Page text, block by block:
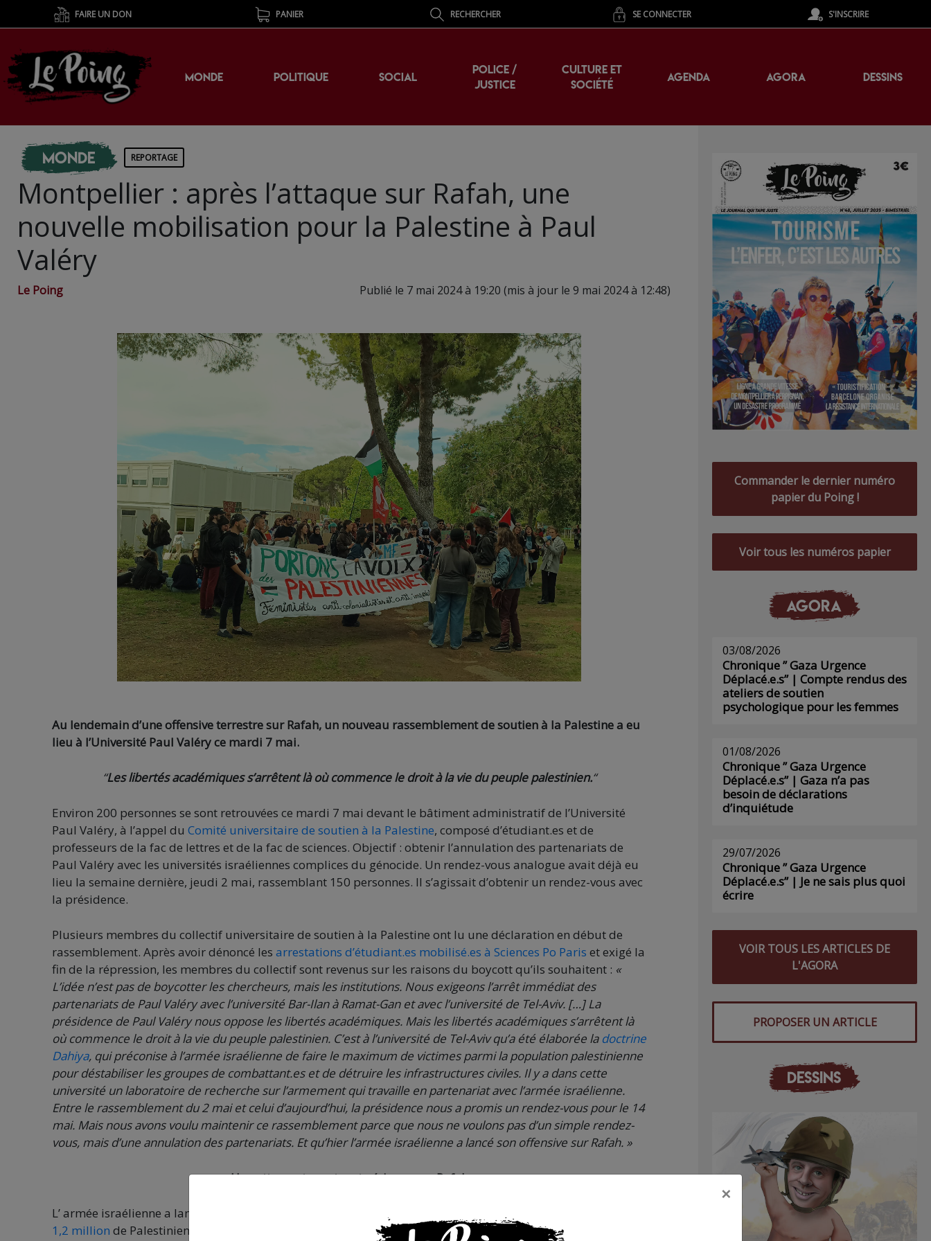
FAIRE UN DON PANIER RECHERCHER SE CONNECTER S'INSCRIRE
MONDE POLITIQUE SOCIAL
POLICE /
JUSTICE
CULTURE ET
SOCIÉTÉ
AGENDA AGORA DESSINS
Monde REPORTAGE
Montpellier : après l’attaque sur Rafah, une
nouvelle mobilisation pour la Palestine à Paul
Valéry
Le Poing Publié le 7 mai 2024 à 19:20 (mis à jour le 9 mai 2024 à 12:48)
Au lendemain d’une offensive terrestre sur Rafah, un nouveau rassemblement de soutien à la Palestine a eu
lieu à l’Université Paul Valéry ce mardi 7 mai.
“Les libertés académiques s’arrêtent là où commence le droit à la vie du peuple palestinien.“
Environ 200 personnes se sont retrouvées ce mardi 7 mai devant le bâtiment administratif de l’Université
Paul Valéry, à l’appel du Comité universitaire de soutien à la Palestine, composé d’étudiant.es et de
professeurs de la fac de lettres et de la fac de sciences. Objectif : obtenir l’annulation des partenariats de
Paul Valéry avec les universités israéliennes complices du génocide. Un rendez-vous analogue avait déjà eu
lieu la semaine dernière, jeudi 2 mai, rassemblant 150 personnes. Il s’agissait d’obtenir un rendez-vous avec
la présidence.
Plusieurs membres du collectif universitaire de soutien à la Palestine ont lu une déclaration en début de
rassemblement. Après avoir dénoncé les arrestations d’étudiant.es mobilisé.es à Sciences Po Paris et exigé la
fin de la répression, les membres du collectif sont revenus sur les raisons du boycott qu’ils souhaitent : «
L’idée n’est pas de boycotter les chercheurs, mais les institutions. Nous exigeons l’arrêt immédiat des
partenariats de Paul Valéry avec l’université Bar-Ilan à Ramat-Gan et avec l’université de Tel-Aviv. […] La
présidence de Paul Valéry nous oppose les libertés académiques. Mais les libertés académiques s’arrêtent là
où commence le droit à la vie du peuple palestinien. C’est à l’université de Tel-Aviv qu’a été élaborée la doctrine
Dahiya, qui préconise à l’armée israélienne de faire le maximum de victimes parmi la population palestinienne
pour déstabiliser les groupes de combattant.es et de détruire les infrastructures civiles. Il y a dans cette
université un laboratoire de recherche sur l’armement qui travaille en partenariat avec l’armée israélienne.
Entre le rassemblement du 2 mai et celui d’aujourd’hui, la présidence nous a promis un rendez-vous pour le 14
mai. Mais nous avons voulu maintenir ce rassemblement parce que nous ne voulons pas d’un simple rendez-
vous, mais d’une annulation des partenariats. Et qu’hier l’armée israélienne a lancé son offensive sur Rafah. »
Une attaque terrestre et aérienne sur Rafah
L’ armée israélienne a lancé hier une attaque terrestre et aérienne sur la ville de Rafah, abritant selon l’ONU
1,2 million de Palestiniens, pour la plupart des déplacé.es. L’ONU dénonce d’ailleurs l’ordre de l’armée
Commander le dernier numéro
papier du Poing !
Voir tous les numéros papier
AGORA
03/08/2026
Chronique ” Gaza Urgence
Déplacé.e.s” | Compte rendus des
ateliers de soutien
psychologique pour les femmes
01/08/2026
Chronique ” Gaza Urgence
Déplacé.e.s” | Gaza n’a pas
besoin de déclarations
d’inquiétude
29/07/2026
Chronique ” Gaza Urgence
Déplacé.e.s” | Je ne sais plus quoi
écrire
VOIR TOUS LES ARTICLES DE
L'AGORA
PROPOSER UN ARTICLE
DESSINS
×